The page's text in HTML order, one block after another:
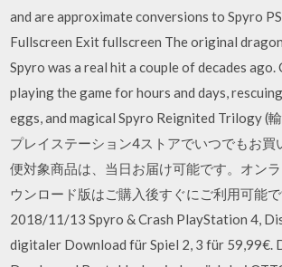
and are approximate conversions to Spyro
Fullscreen Exit fullscreen The original
Spyro was a real hit a couple of decades ago.
playing the game for hours and days,
eggs, and magical Spyro Reignited Trilogy (
プレイステーション4ストアでいつでもお買
便対象商品は、当日お届け可能です。オン
ウンロード版はご購入後すぐにご利用可能
2018/11/13 Spyro & Crash PlayStation 4,
digitaler Download für Spiel 2, 3 für 59,99€.